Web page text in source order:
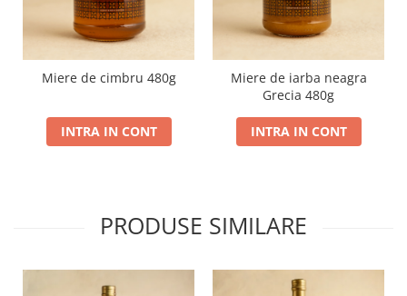
Miere de cimbru 480g
INTRA IN CONT
Miere de iarba neagra
Grecia 480g
INTRA IN CONT
PRODUSE SIMILARE